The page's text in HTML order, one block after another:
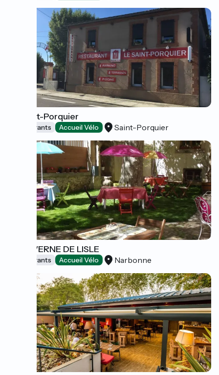
Le Saint-Porquier
Restaurants Accueil Vélo Saint-Porquier
LA TAVERNE DE LISLE
Restaurants Accueil Vélo Narbonne